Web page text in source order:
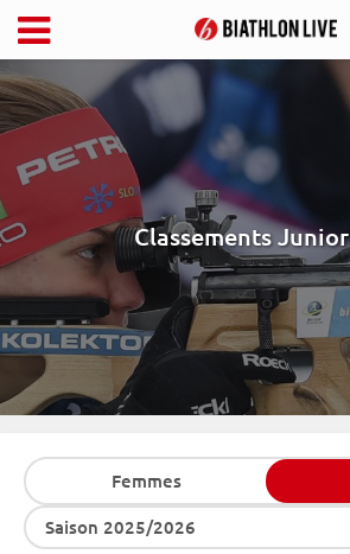
Classements
Femmes
Saison 2025/2026